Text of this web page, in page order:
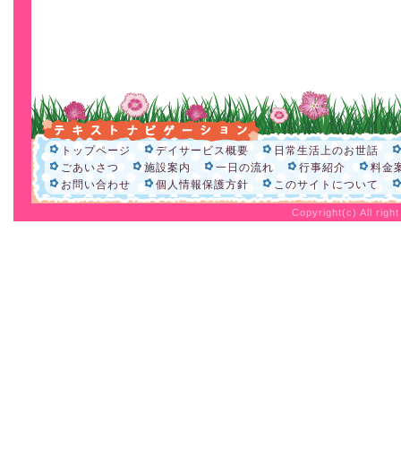
トップページ デイサービス概要
日常生活上のお世話
ごあいさつ
施設案内 一日の流れ 行事紹介
料金
お問い合わせ
個人情報保護方針 このサイトについて
Copyright(c) All